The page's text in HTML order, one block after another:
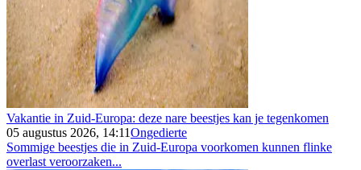
Vakantie in Zuid-Europa: deze nare beestjes kan je tegenkomen
05 augustus 2026, 14:11Ongedierte
Sommige beestjes die in Zuid-Europa voorkomen kunnen flinke
overlast veroorzaken...